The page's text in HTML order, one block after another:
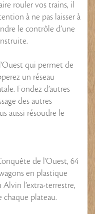
rouler vos trains, il
à ne pas laisser à
le contrôle d’une
qui permet de
un réseau
Fondez d’autres
des autres
aussi résoudre le
de l’Ouest, 64
en plastique
l’extra-terrestre,
chaque plateau.